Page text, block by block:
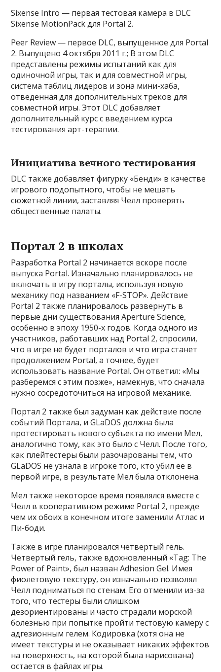
Sixense Intro — первая тестовая камера в DLC
Sixense MotionPack для Portal 2.
Peer Review — первое DLC, выпущенное для Portal
2. Выпущено 4 октября 2011 г.; В этом DLC
представлены режимы испытаний как для
одиночной игры, так и для совместной игры,
система таблиц лидеров и зона мини-хаба,
отведенная для дополнительных треков для
совместной игры. Этот DLC добавляет
дополнительный курс с введением курса
тестирования арт-терапии.
Инициатива вечного тестирования
DLC также добавляет фигурку «Бенди» в качестве
игрового подопытного, чтобы не мешать
сюжетной линии, заставляя Челл проверять
общественные палаты.
Портал 2 в школах
Разработка Portal 2 начинается вскоре после
выпуска Portal. Изначально планировалось не
включать в игру порталы, используя новую
механику под названием «F-STOP». Действие
Portal 2 также планировалось развернуть в
первые дни существования Aperture Science,
особенно в эпоху 1950-х годов. Когда одного из
участников, работавших над Portal 2, спросили,
что в игре не будет порталов и что игра станет
продолжением Portal, а точнее, будет
использовать название Portal. Он ответил: «Мы
разберемся с этим позже», намекнув, что сначала
нужно сосредоточиться на игровой механике.
Портал 2 также был задуман как действие после
событий Портала, и GLaDOS должна была
протестировать нового субъекта по имени Мел,
аналогично тому, как это было с Челл. После того,
как плейтестеры были разочарованы тем, что
GLaDOS не узнала в игроке того, кто убил ее в
первой игре, в результате Мел была отклонена.
Мел также некоторое время появлялся вместе с
Челл в кооперативном режиме Portal 2, прежде
чем их обоих в конечном итоге заменили Атлас и
Пи-боди.
Также в игре планировался четвертый гель.
Четвертый гель, также вдохновленный «Tag: The
Power of Paint», был назван Adhesion Gel. Имея
фиолетовую текстуру, он изначально позволял
Челл подниматься по стенам. Его отменили из-за
того, что тестеры были слишком
дезориентированы и часто страдали морской
болезнью при попытке пройти тестовую камеру с
адгезионным гелем. Кодировка (хотя она не
имеет текстуры и не оказывает никаких эффектов
на поверхность, на которой была нарисована)
остается в файлах игры.